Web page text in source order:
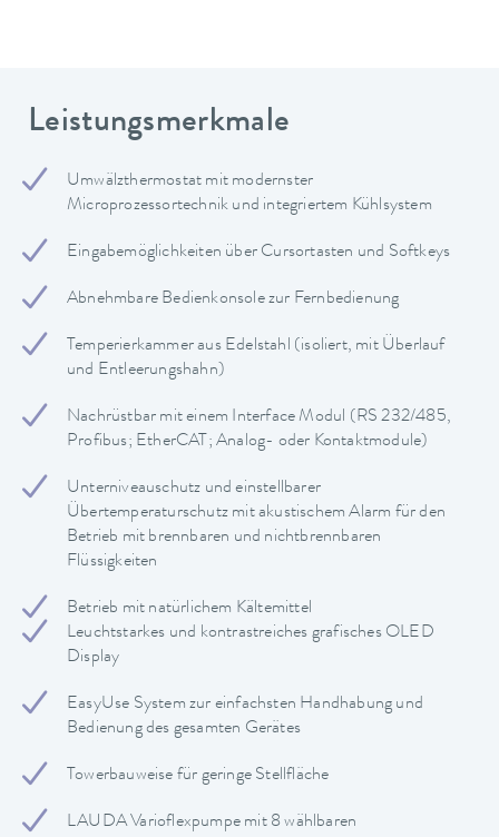
Leistungsmerkmale
Umwälzthermostat mit modernster
Microprozessortechnik und integriertem Kühlsystem
Eingabemöglichkeiten über Cursortasten und Softkeys
Abnehmbare Bedienkonsole zur Fernbedienung
Temperierkammer aus Edelstahl (isoliert, mit Überlauf
und Entleerungshahn)
Nachrüstbar mit einem Interface Modul (RS 232/485,
Profibus; EtherCAT; Analog- oder Kontaktmodule)
Unterniveauschutz und einstellbarer
Übertemperaturschutz mit akustischem Alarm für den
Betrieb mit brennbaren und nichtbrennbaren
Flüssigkeiten
Betrieb mit natürlichem Kältemittel
Leuchtstarkes und kontrastreiches grafisches OLED
Display
EasyUse System zur einfachsten Handhabung und
Bedienung des gesamten Gerätes
Towerbauweise für geringe Stellfläche
LAUDA Varioflexpumpe mit 8 wählbaren